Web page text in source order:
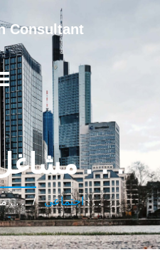
Consultant
. . . مشاغل خاص . . .
اجتماعی/ . . . مشاغل خاص . . .